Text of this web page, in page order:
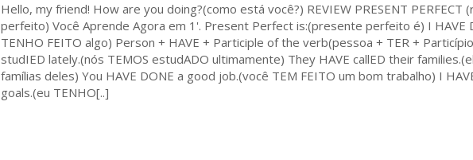
Hello, my friend! How are you doing?(como está você?) REVIEW PRESENT PERFECT
perfeito) Você Aprende Agora em 1'. Present Perfect is:(presente perfeito é) I HAVE
TENHO FEITO algo) Person + HAVE + Participle of the verb(pessoa + TER +
studIED lately.(nós TEMOS estudADO ultimamente) They HAVE callED their
famílias deles) You HAVE DONE a good job.(você TEM FEITO um bom trabalho) I
goals.(eu TENHO[..]